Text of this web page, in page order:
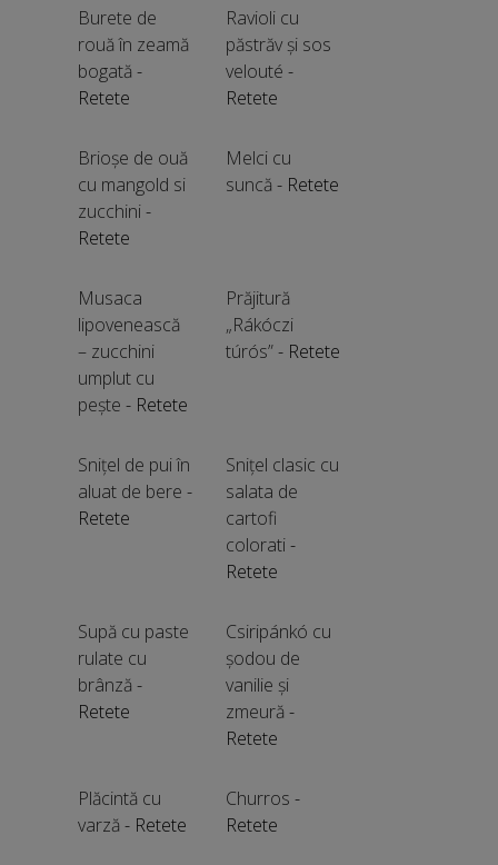
Burete de
rouă în zeamă
bogată -
Retete
Ravioli cu
păstrăv și sos
velouté -
Retete
Brioșe de ouă
cu mangold si
zucchini-
Retete
Melci cu
suncă - Retete
Musaca
lipovenească
– zucchini
umplut cu
pește - Retete
Prăjitură
„Rákóczi
túrós”- Retete
Snițel de pui în
aluat de bere -
Retete
Snițel clasic cu
salata de
cartofi
colorati-
Retete
Supă cu paste
rulate cu
brânză -
Retete
Csiripánkó cu
șodou de
vanilie și
zmeură -
Retete
Plăcintă cu
varză - Retete
Churros -
Retete